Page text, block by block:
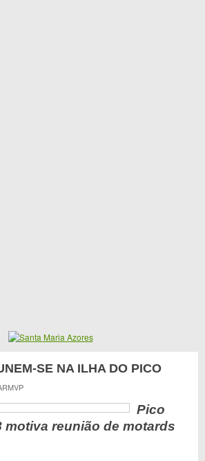
SE NA ILHA DO PICO
Pico
motiva reunião de motards